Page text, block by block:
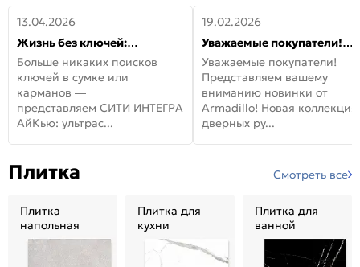
13.04.2026
Жизнь без ключей:
встречайте новую дверь
СИТИ ИНТЕГРА АйКью!
Больше никаких поисков
ключей в сумке или
карманов —
представляем СИТИ ИНТЕГРА
АйКью: ультрас...
19.02.2026
Уважаемые покупатели!
Представляем вашему
вниманию новинки от
Armadillo!
Уважаемые покупатели!
Представляем вашему
вниманию новинки от
Armadillo! Новая коллекция
дверных ру...
Плитка Смотреть все
Плитка
напольная
Плитка для
кухни
Плитка для
ванной